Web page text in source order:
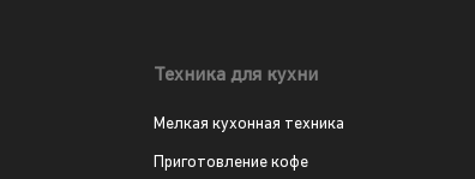
Техника для кухни
Мелкая кухонная техника
Приготовление кофе